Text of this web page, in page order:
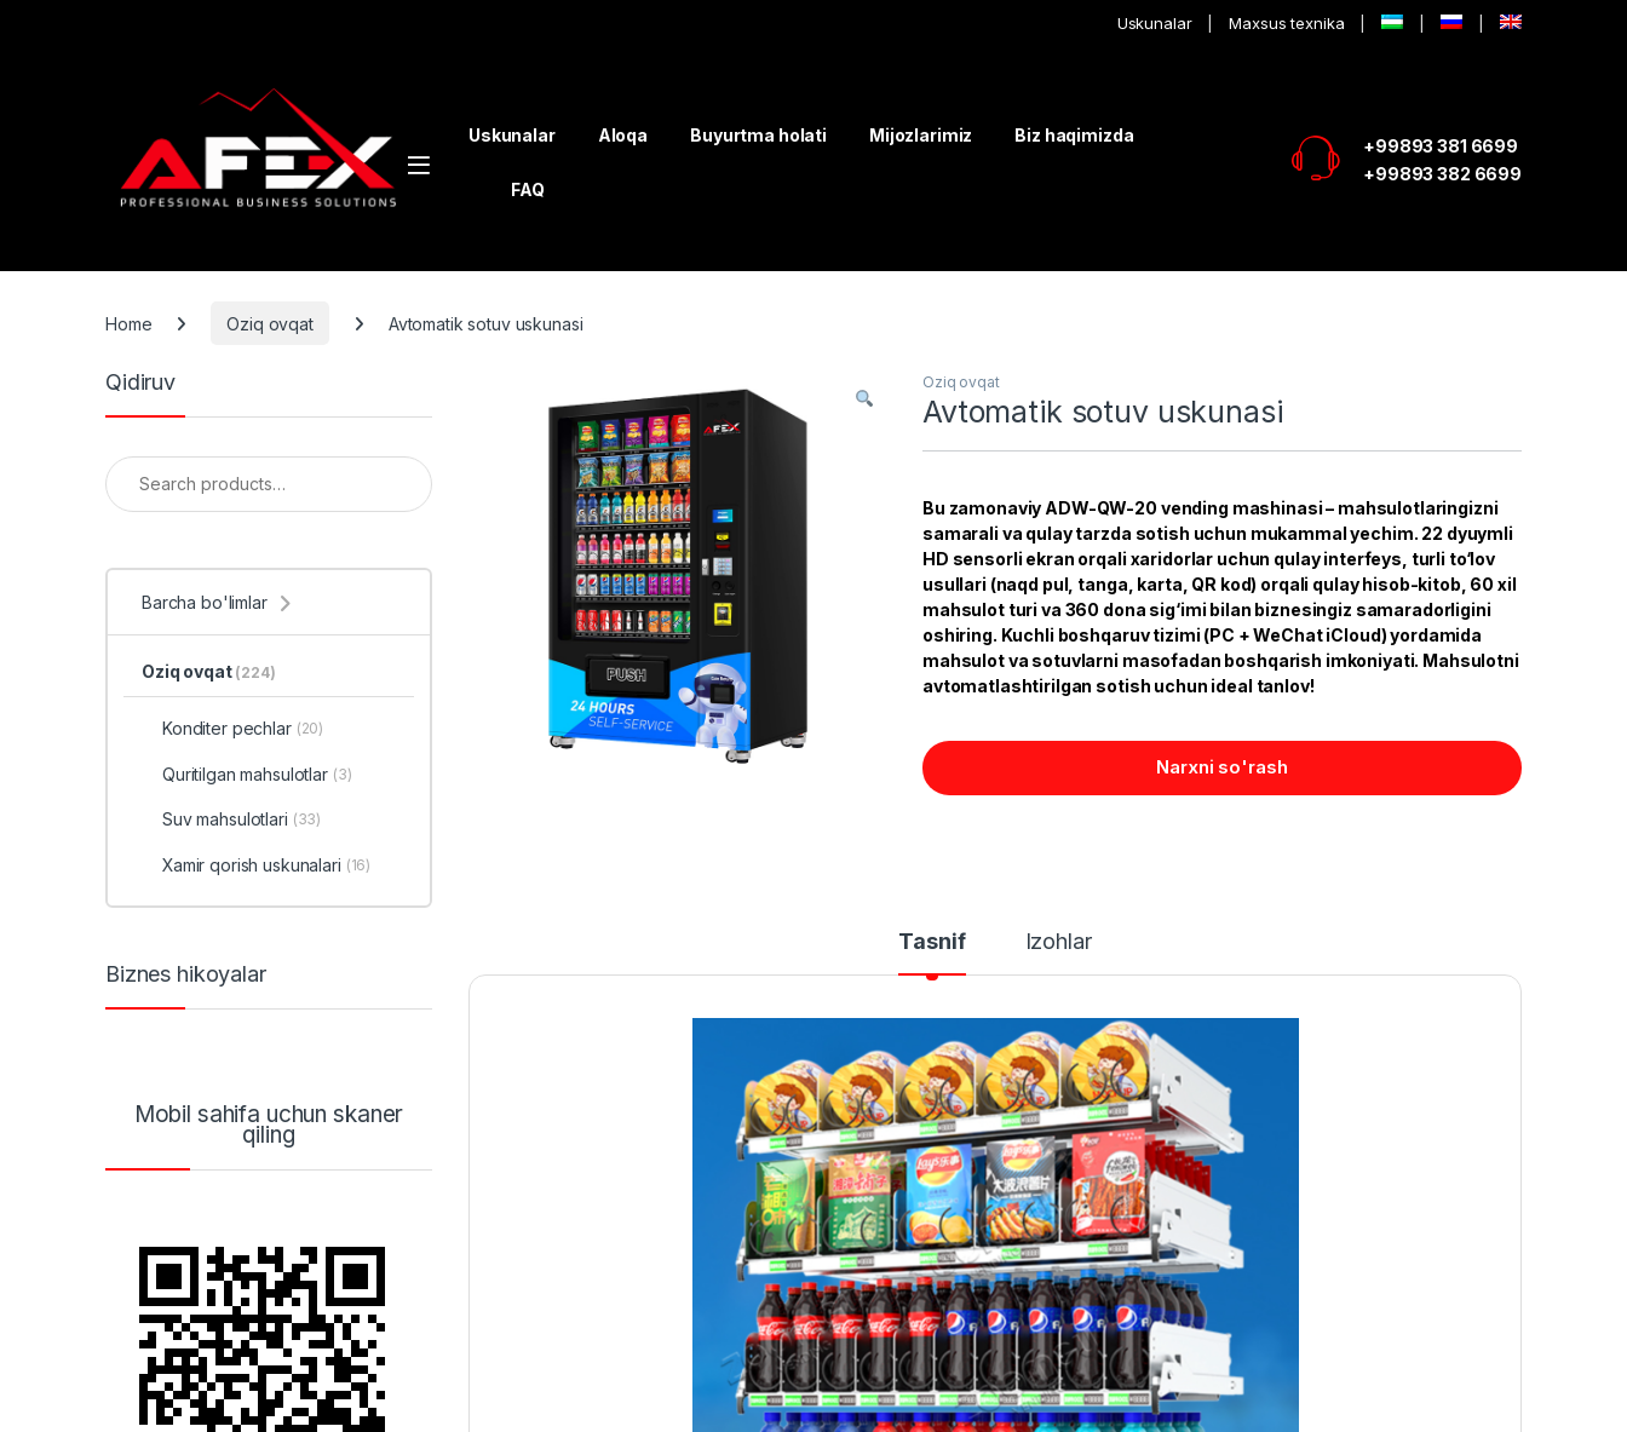
Uskunalar Maxsus texnika
Uskunalar Aloqa Buyurtma holati Mijozlarimiz Biz haqimizda
FAQ
+99893 381 6699
+99893 382 6699
Home Oziq ovqat Avtomatik sotuv uskunasi
Oziq ovqat
Avtomatik sotuv uskunasi
Bu zamonaviy ADW-QW-20 vending mashinasi – mahsulotlaringizni
samarali va qulay tarzda sotish uchun mukammal yechim. 22 dyuymli
HD sensorli ekran orqali xaridorlar uchun qulay interfeys, turli to‘lov
usullari (naqd pul, tanga, karta, QR kod) orqali qulay hisob-kitob, 60 xil
mahsulot turi va 360 dona sig‘imi bilan biznesingiz samaradorligini
oshiring. Kuchli boshqaruv tizimi (PC + WeChat iCloud) yordamida
mahsulot va sotuvlarni masofadan boshqarish imkoniyati. Mahsulotni
avtomatlashtirilgan sotish uchun ideal tanlov!
Narxni so'rash
Tasnif Izohlar
Qidiruv
Search for:
Barcha bo'limlar
Oziq ovqat (224)
Konditer pechlar (20)
Quritilgan mahsulotlar (3)
Suv mahsulotlari (33)
Xamir qorish uskunalari (16)
Biznes hikoyalar
Mobil sahifa uchun skaner
qiling